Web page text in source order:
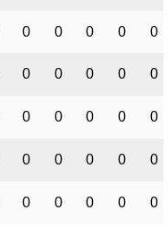
0 0 0 0 0
0 0 0 0 0
0 0 0 0 0
0 0 0 0 0
0 0 0 0 0